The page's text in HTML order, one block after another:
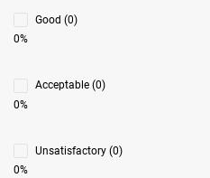
Good (0)
0%
Acceptable (0)
0%
Unsatisfactory (0)
0%